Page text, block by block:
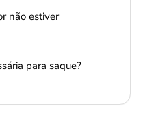
não estiver
para saque?